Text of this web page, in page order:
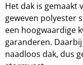
Het dak is gemaakt
geweven polyester
een hoogwaardige
garanderen.
naadloos dak, dus